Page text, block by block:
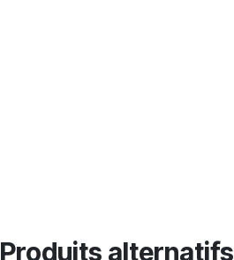
Produits alternatifs